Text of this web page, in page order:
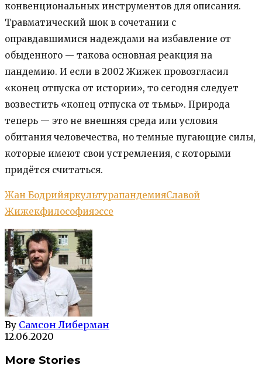
конвенциональных инструментов для описания.
Травматический шок в сочетании с
оправдавшимися надеждами на избавление от
обыденного — такова основная реакция на
пандемию. И если в 2002 Жижек провозгласил
«конец отпуска от истории», то сегодня следует
возвестить «конец отпуска от тьмы». Природа
теперь — это не внешняя среда или условия
обитания человечества, но темные пугающие силы,
которые имеют свои устремления, с которыми
придётся считаться.
Жан БодрийяркультурапандемияСлавой
Жижекфилософияэссе
By Самсон Либерман
12.06.2020
More Stories